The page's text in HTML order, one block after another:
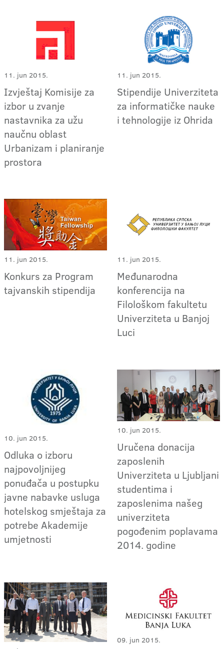
11. jun 2015.
Izvještaj Komisije za
izbor u zvanje
nastavnika za užu
naučnu oblast
Urbanizam i planiranje
prostora
11. jun 2015.
Stipendije Univerziteta
za informatičke nauke
i tehnologije iz Ohrida
11. jun 2015.
Konkurs za Program
tajvanskih stipendija
11. jun 2015.
Međunarodna
konferencija na
Filološkom fakultetu
Univerziteta u Banjoj
Luci
10. jun 2015.
Odluka o izboru
najpovoljnijeg
ponuđača u postupku
javne nabavke usluga
hotelskog smještaja za
potrebe Akademije
umjetnosti
10. jun 2015.
Uručena donacija
zaposlenih
Univerziteta u Ljubljani
studentima i
zaposlenima našeg
univerziteta
pogođenim poplavama
2014. godine
09. jun 2015.